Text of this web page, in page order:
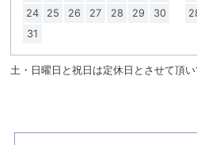
24
25 26 27 28 29
30
31
土・日曜日と祝日は定休日とさせて頂い